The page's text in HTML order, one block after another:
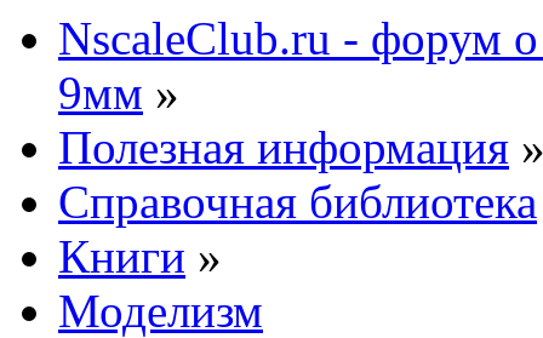
NscaleClub.ru - форум
9мм »
Полезная информация
Справочная библиотека
Книги »
Моделизм